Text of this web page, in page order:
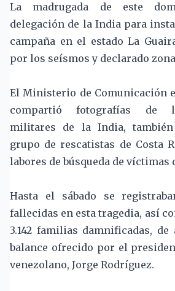
La madrugada de este
delegación de la India para
campaña en el estado La
por los seísmos y declarado
El Ministerio de Comunicación
compartió fotografías de
militares de la India,
grupo de rescatistas de Costa
labores de búsqueda de víctimas
Hasta el sábado se
fallecidas en esta tragedia, así
3.142 familias damnificadas,
balance ofrecido por el
venezolano, Jorge Rodríguez.